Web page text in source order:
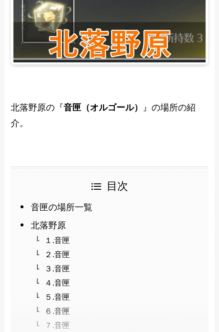
北落野原の『音匣（オルゴール） 』の場所の紹
介。
目次
音匣の場所一覧
北落野原
１.音匣
２.音匣
３.音匣
４.音匣
５.音匣
６.音匣
７.音匣